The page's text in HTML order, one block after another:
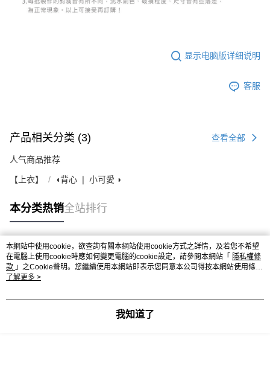
显示电脑版详细说明
客服
产品相关分类 (3) 查看全部
人气商品推荐
【上衣】 ◖背心 ❘ 小可愛 ◗
本分类热销全站排行
热门标签
本網站中使用cookie，欲查詢有關本網站使用cookie方式之詳情，及若您不希望
在電腦上使用cookie時應如何變更電腦的cookie設定，請參閱本網站「 隱私權條
款 」之Cookie聲明。您繼續使用本網站即表示您同意本公司得按本網站使用條款
之Cookie聲明使用cookie。
了解更多 >
我知道了